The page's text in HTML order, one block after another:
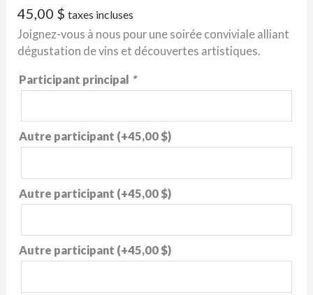
45,00 $ taxes incluses
Joignez-vous à nous pour une soirée conviviale alliant
dégustation de vins et découvertes artistiques.
Participant principal *
Autre participant (+45,00$)
Autre participant (+45,00 $)
Autre participant (+45,00$)